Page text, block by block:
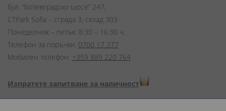
бул. “Ботевградско шосе” 247,
CTPark Sofia – сграда 3, склад 303
Понеделник – петък: 8:30 – 16:30 ч.
Телефон за поръчки: 0700 17 377
Мобилен телефон: +359 889 220 764
Изпратете запитване за наличност